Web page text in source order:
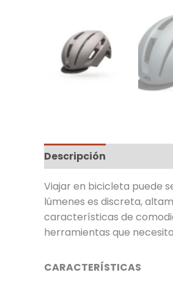
Descripción
Viajar en bicicleta puede
lúmenes es discreta,
características de
herramientas que
CARACTERÍSTICAS